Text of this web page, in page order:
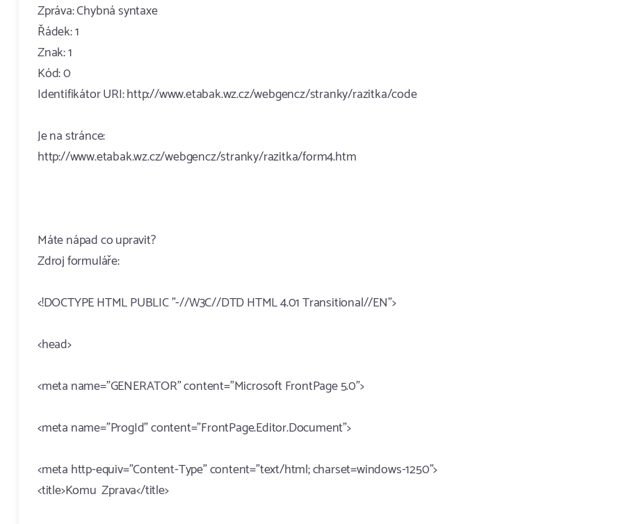
Zpráva: Chybná syntaxe
Řádek: 1
Znak: 1
Kód: 0
Identifikátor URI: http://www.etabak.wz.cz/webgencz/stranky/razitka/code
Je na stránce:
http://www.etabak.wz.cz/webgencz/stranky/razitka/form4.htm
Máte nápad co upravit?
Zdroj formuláře:
<!DOCTYPE HTML PUBLIC "-//W3C//DTD HTML 4.01 Transitional//EN">
<head>
<meta name="GENERATOR" content="Microsoft FrontPage 5.0">
<meta name="ProgId" content="FrontPage.Editor.Document">
<meta http-equiv="Content-Type" content="text/html; charset=windows-1250">
<title>Komu Zprava</title>